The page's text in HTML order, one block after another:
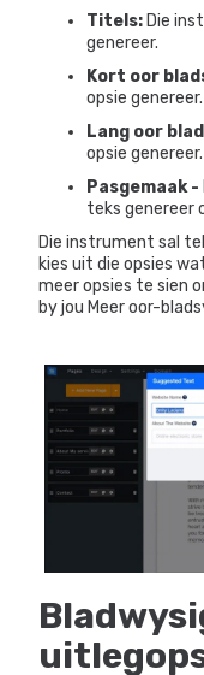
Titels: Die
genereer.
Kort oor
opsie genereer.
Lang oor
opsie genereer.
Pasgemaak -
teks genereer
Die instrument sal
kies uit die opsies
meer opsies te sien
by jou Meer oor-